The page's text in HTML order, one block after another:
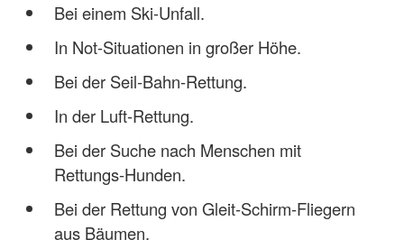
Bei einem Ski-Unfall.
In Not-Situationen in großer Höhe.
Bei der Seil-Bahn-Rettung.
In der Luft-Rettung.
Bei der Suche nach Menschen mit
Rettungs-Hunden.
Bei der Rettung von Gleit-Schirm-Fliegern
aus Bäumen.